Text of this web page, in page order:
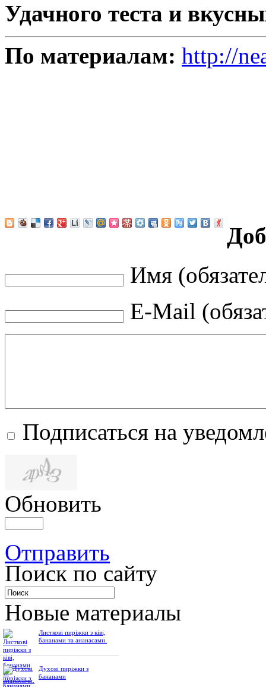
Удачного теста и
По материалам: http://
Имя
E-Mail
Подписаться на
Обновить
Отправить
Поиск по сайту
Новые материалы
Листкові пиріжки з ківі,
бананами та ананасами.
Духові пиріжки з
бананами